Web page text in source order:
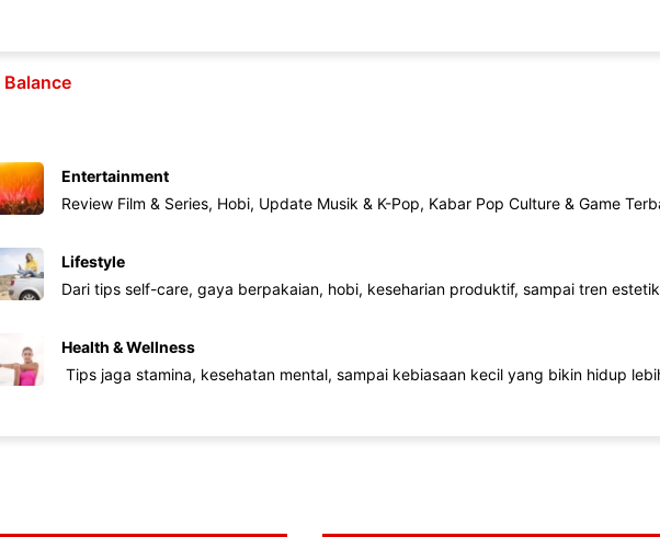
Balance
Entertainment
Review Film & Series, Hobi, Update Musik & K-Pop, Kabar Pop Culture & Game
Lifestyle
Dari tips self-care, gaya berpakaian, hobi, keseharian produktif, sampai tren
Health & Wellness
Tips jaga stamina, kesehatan mental, sampai kebiasaan kecil yang bikin hidup